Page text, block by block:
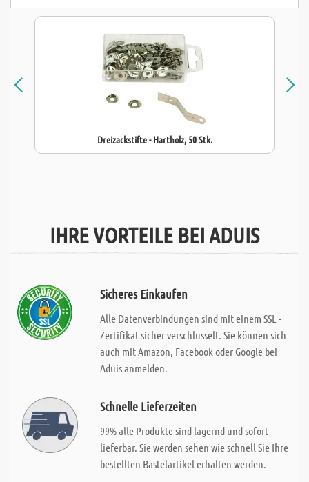
Dreizackstifte - Hartholz, 50 Stk.
IHRE VORTEILE BEI ADUIS
Sicheres Einkaufen
Alle Datenverbindungen sind mit einem SSL -
Zertifikat sicher verschlusselt. Sie können sich
auch mit Amazon, Facebook oder Google bei
Aduis anmelden.
Schnelle Lieferzeiten
99% alle Produkte sind lagernd und sofort
lieferbar. Sie werden sehen wie schnell Sie Ihre
bestellten Bastelartikel erhalten werden.